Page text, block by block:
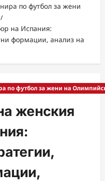
по футбол за жени
на Испания:
формации, анализ на
по футбол за жени на
женския